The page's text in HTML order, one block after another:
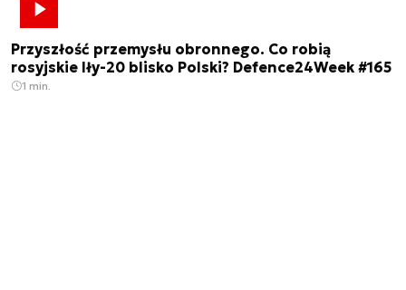
Przyszłość przemysłu obronnego. Co robią
rosyjskie Iły-20 blisko Polski? Defence24Week #165
1 min.